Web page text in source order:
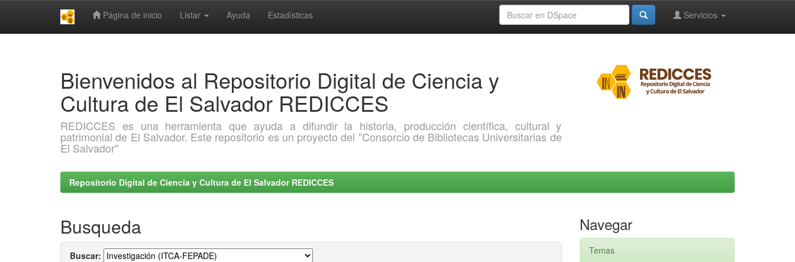
Página de inicio Listar Ayuda Estadísticas Servicios
Bienvenidos al Repositorio Digital de Ciencia y
Cultura de El Salvador REDICCES
REDICCES es una herramienta que ayuda a difundir la historia, producción científica, cultural y
patrimonial de El Salvador. Este repositorio es un proyecto del "Consorcio de Bibliotecas Universitarias de
El Salvador"
Repositorio Digital de Ciencia y Cultura de El Salvador REDICCES
Busqueda
Buscar:
Navegar
Temas